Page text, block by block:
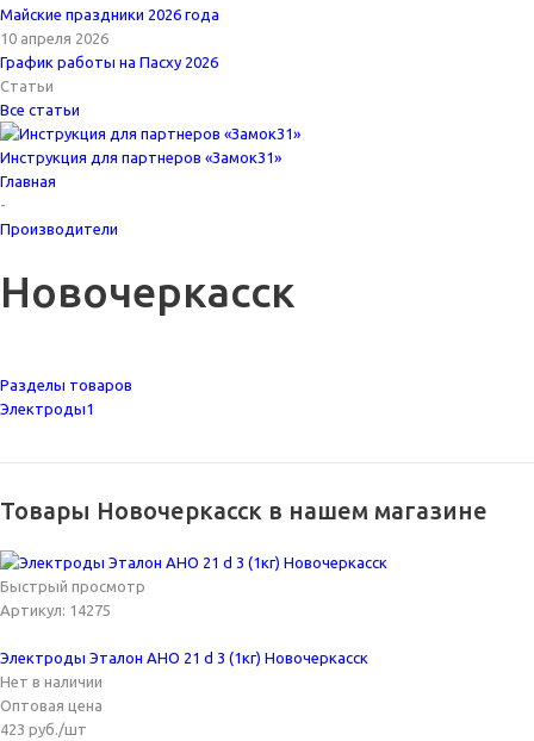
Майские праздники 2026 года
10 апреля 2026
График работы на Пасху 2026
Статьи
Все статьи
Инструкция для партнеров «Замок31»
Главная
-
Производители
Новочеркасск
Разделы товаров
Электроды1
Товары Новочеркасск в нашем магазине
Быстрый просмотр
Артикул: 14275
Электроды Эталон АНО 21 d 3 (1кг) Новочеркасск
Нет в наличии
Оптовая цена
423 руб./шт